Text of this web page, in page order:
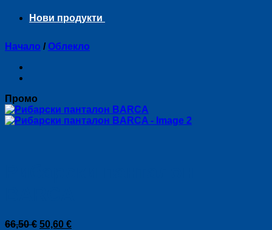
Нови продукти
Начало / Облекло
Промо
66,50€ Original
50,60 €Текущата